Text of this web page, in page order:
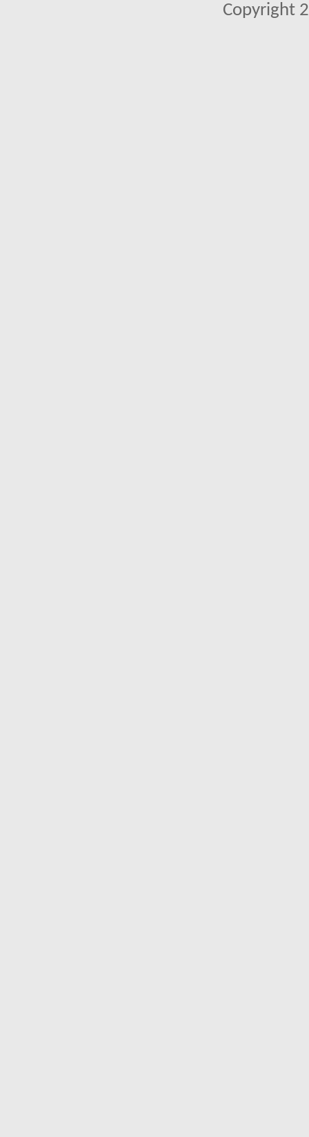
Copyright